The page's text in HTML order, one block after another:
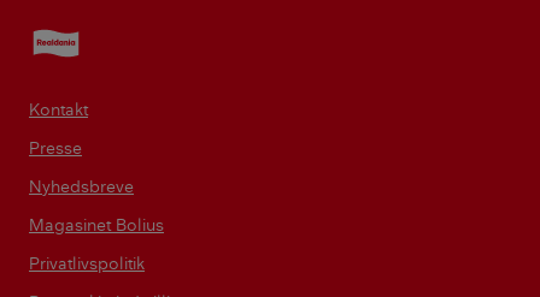
Realdania
Kontakt
Presse
Nyhedsbreve
Magasinet Bolius
Privatlivspolitik